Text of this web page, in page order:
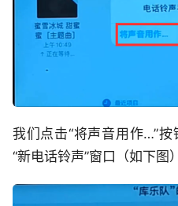
我们点击“将声音用作…”
“新电话铃声”窗口（如下图